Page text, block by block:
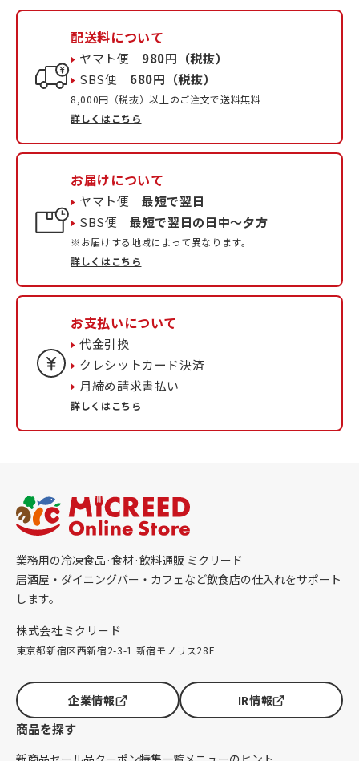
配送料について
ヤマト便 980円（税抜）
SBS便 680円（税抜）
8,000円（税抜）以上のご注文で送料無料
詳しくはこちら
お届けについて
ヤマト便最短で翌日
SBS便最短で翌日の日中〜夕方
※お届けする地域によって異なります。
詳しくはこちら
お支払いについて
代金引換
クレシットカード決済
月締め請求書払い
詳しくはこちら
業務用の冷凍食品·食材·飲料通販 ミクリード
居酒屋・ダイニングバー・カフェなど飲食店の仕入れをサポート
します。
株式会社ミクリード
東京都新宿区西新宿2-3-1 新宿モノリス28F
企業情報 IR情報
商品を探す